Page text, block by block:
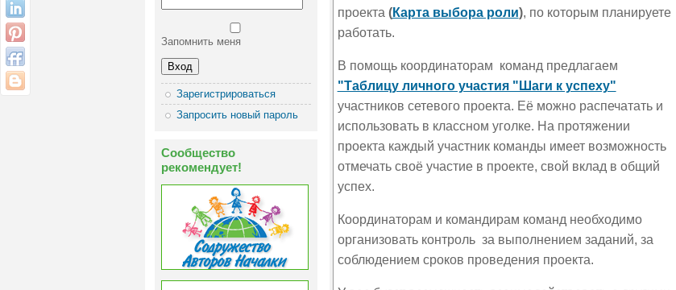
Запомнить меня
Зарегистрироваться
Запросить новый пароль
Сообщество
рекомендует!
проекта (Карта выбора роли), по которым планируете
работать.
В помощь координаторам команд предлагаем
"Таблицу личного участия "Шаги к успеху"
участников сетевого проекта. Её можно распечатать и
использовать в классном уголке. На протяжении
проекта каждый участник команды имеет возможность
отмечать своё участие в проекте, свой вклад в общий
успех.
Координаторам и командирам команд необходимо
организовать контроль за выполнением заданий, за
соблюдением сроков проведения проекта.